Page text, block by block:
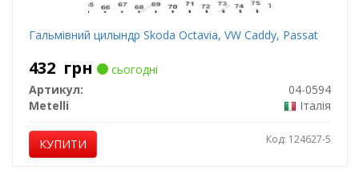
Гальмівний цилындр Skoda Octavia, VW Caddy, Passat
432 грн
сьогодні
Артикул:
04-0594
Metelli
Італія
КУПИТИ Код: 124627-5